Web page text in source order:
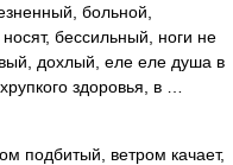
больной,
бессильный, ноги не
дохлый, еле еле душа в
здоровья, в …
подбитый, ветром качает,